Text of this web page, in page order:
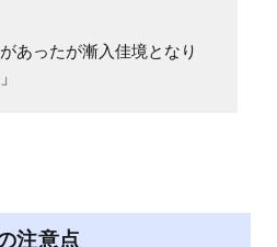
あったが漸入佳境となり
注意点